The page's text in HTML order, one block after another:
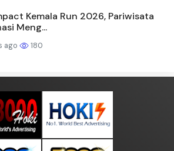
Kemala Run 2026, Pariwisata
Meng...
ago 180